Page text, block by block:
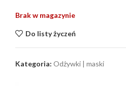
Brak w magazynie
Do listy życzeń
Kategoria: Odżywki | maski